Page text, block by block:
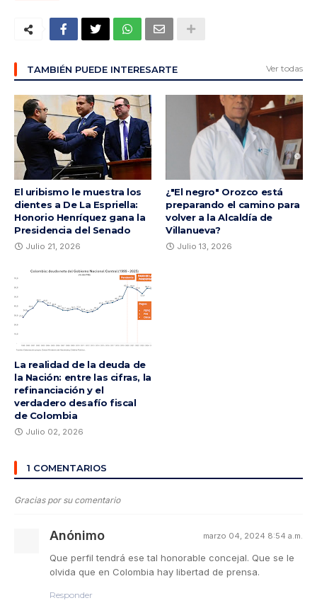
TAMBIÉN PUEDE INTERESARTE Ver todas
El uribismo le muestra los
dientes a De La Espriella:
Honorio Henríquez gana la
Presidencia del Senado
Julio 21, 2026
¿"El negro" Orozco está
preparando el camino para
volver a la Alcaldía de
Villanueva?
Julio 13, 2026
La realidad de la deuda de
la Nación: entre las cifras, la
refinanciación y el
verdadero desafío fiscal
de Colombia
Julio 02, 2026
1 COMENTARIOS
Gracias por su comentario
Anónimo marzo 04, 2024 8:54 a.m.
Que perfil tendrá ese tal honorable concejal. Que se le
olvida que en Colombia hay libertad de prensa.
Responder